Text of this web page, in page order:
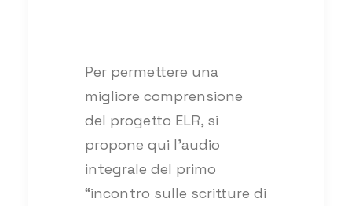
Per permettere una
migliore comprensione
del progetto ELR, si
propone qui l’audio
integrale del primo
“incontro sulle scritture di